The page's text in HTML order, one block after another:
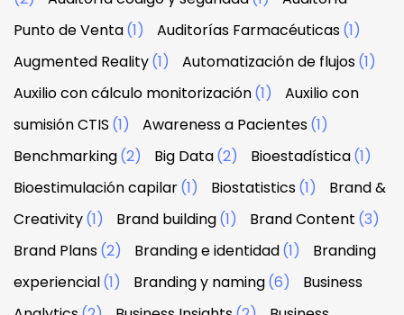
Punto de Venta(1) Auditorías Farmacéuticas(1)
Augmented Reality(1) Automatización de flujos(1)
Auxilio con cálculo monitorización(1)
Auxilio con
sumisión CTIS (1) Awareness a Pacientes(1)
Benchmarking(2) Big Data(2) Bioestadística(1)
Bioestimulación capilar(1) Biostatistics(1)
Brand &
Creativity(1) Brand building(1) Brand Content (3)
Brand Plans(2) Branding e identidad(1)
Branding
experiencial(1) Branding y naming(6)
Business